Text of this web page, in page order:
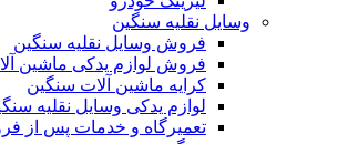
وسایل نقلیه سنگین
فروش وسایل نقلیه سنگین
فروش لوازم یدکی ماشین
کرایه ماشین آلات سنگین
لوازم یدکی وسایل نقلیه
تعمیرگاه و خدمات پس از